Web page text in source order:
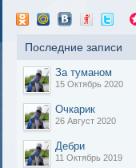
Последние записи
За туманом
15 Октябрь 2020
Очкарик
26 Август 2020
Дебри
11 Октябрь 2019